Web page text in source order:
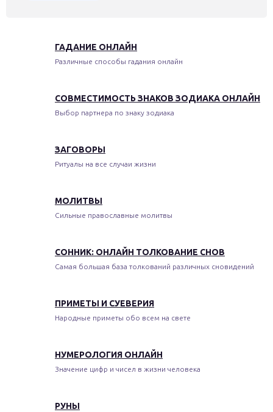
ГАДАНИЕ ОНЛАЙН
Различные способы гадания онлайн
СОВМЕСТИМОСТЬ ЗНАКОВ ЗОДИАКА ОНЛАЙН
Выбор партнера по знаку зодиака
ЗАГОВОРЫ
Ритуалы на все случаи жизни
МОЛИТВЫ
Сильные православные молитвы
СОННИК: ОНЛАЙН ТОЛКОВАНИЕ СНОВ
Самая большая база толкований различных сновидений
ПРИМЕТЫ И СУЕВЕРИЯ
Народные приметы обо всем на свете
НУМЕРОЛОГИЯ ОНЛАЙН
Значение цифр и чисел в жизни человека
РУНЫ